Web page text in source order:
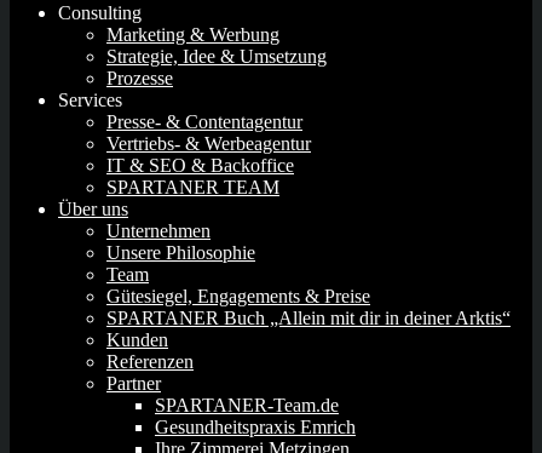
Consulting
Marketing & Werbung
Strategie, Idee & Umsetzung
Prozesse
Services
Presse- & Contentagentur
Vertriebs- & Werbeagentur
IT & SEO & Backoffice
SPARTANER TEAM
Über uns
Unternehmen
Unsere Philosophie
Team
Gütesiegel, Engagements & Preise
SPARTANER Buch „Allein mit dir in deiner Arktis“
Kunden
Referenzen
Partner
SPARTANER-Team.de
Gesundheitspraxis Emrich
Ihre Zimmerei Metzingen